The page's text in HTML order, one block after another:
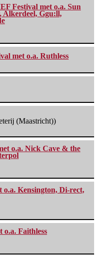
Festival met o.a. Sun
Alkerdeel, Ggu:ll,
met o.a. Ruthless
(Maastricht))
o.a. Nick Cave & the
o.a. Kensington, Di-rect,
o.a. Faithless